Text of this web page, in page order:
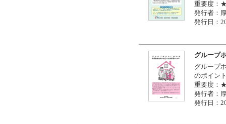
重要度
発行者：
発行日：
グループ
グループ
のポイン
重要度
発行者：
発行日：